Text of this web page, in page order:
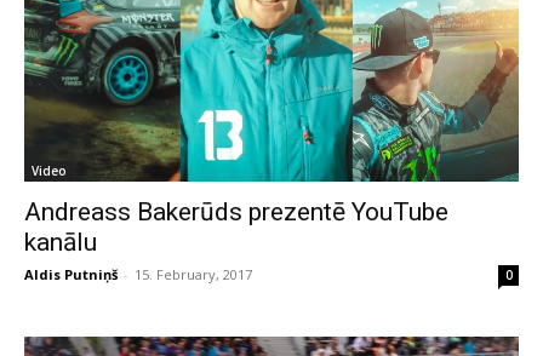
Video
Andreass Bakerūds prezentē YouTube
kanālu
Aldis Putniņš - 15. February, 2017 0